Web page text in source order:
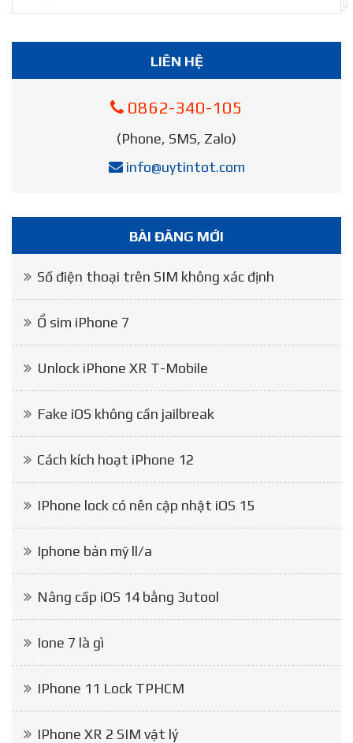
LIÊN HỆ
0862-340-105
(Phone, SMS, Zalo)
info@uytintot.com
BÀI ĐĂNG MỚI
Số điện thoại trên SIM không xác định
Ổ sim iPhone 7
Unlock iPhone XR T-Mobile
Fake iOS không cần jailbreak
Cách kích hoạt iPhone 12
IPhone lock có nên cập nhật iOS 15
Iphone bản mỹ ll/a
Nâng cấp iOS 14 bằng 3utool
Ione 7 là gì
IPhone 11 Lock TPHCM
IPhone XR 2 SIM vật lý